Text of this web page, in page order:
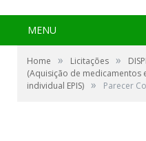
MENU
Home » Licitações »
(Aquisição de
individual EPIS) » Parecer